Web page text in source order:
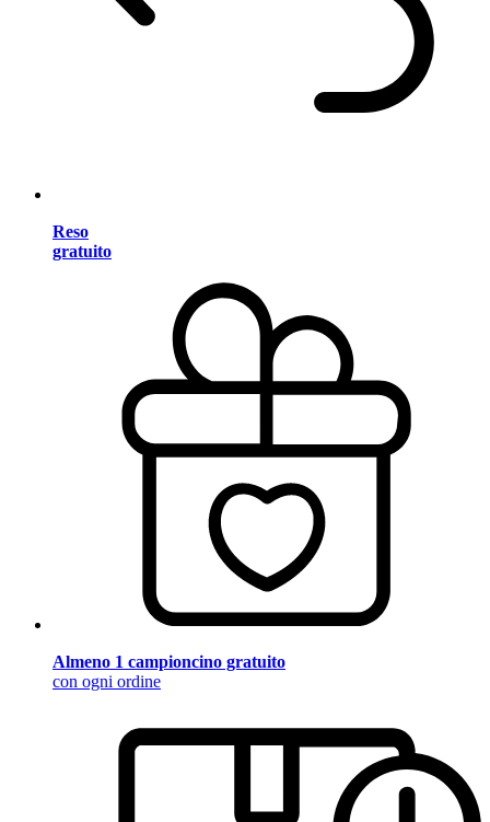
Reso
gratuito
Almeno 1 campioncino gratuito
con ogni ordine